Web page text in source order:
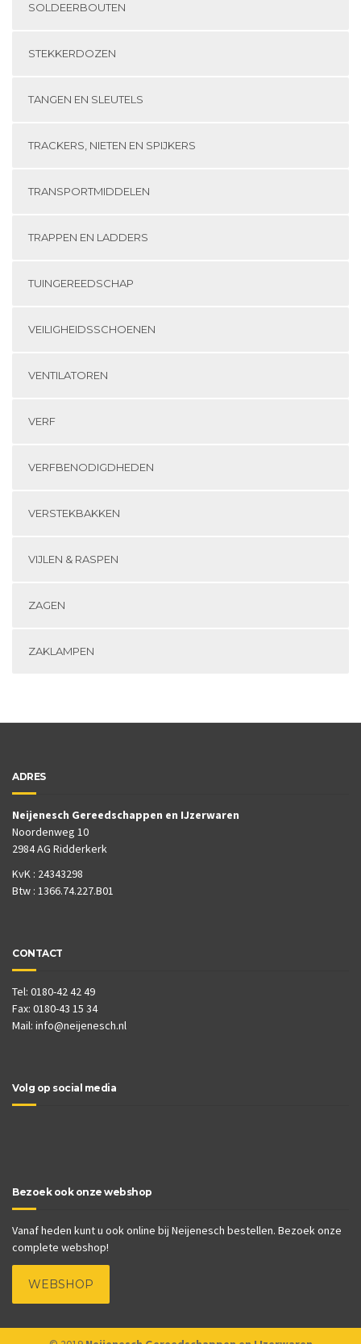
SOLDEERBOUTEN
STEKKERDOZEN
TANGEN EN SLEUTELS
TRACKERS, NIETEN EN SPIJKERS
TRANSPORTMIDDELEN
TRAPPEN EN LADDERS
TUINGEREEDSCHAP
VEILIGHEIDSSCHOENEN
VENTILATOREN
VERF
VERFBENODIGDHEDEN
VERSTEKBAKKEN
VIJLEN & RASPEN
ZAGEN
ZAKLAMPEN
ADRES
Neijenesch Gereedschappen en IJzerwaren
Noordenweg 10
2984 AG Ridderkerk
KvK : 24343298
Btw : 1366.74.227.B01
CONTACT
Tel: 0180-42 42 49
Fax: 0180-43 15 34
Mail: info@neijenesch.nl
Volg op social media
Bezoek ook onze webshop
Vanaf heden kunt u ook online bij Neijenesch bestellen. Bezoek onze
complete webshop!
WEBSHOP